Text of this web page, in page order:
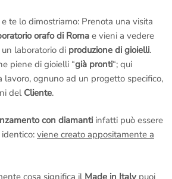
di Sicurezza riceviamo solo ed
ci riserviamo inoltre il diritto
te lo dimostriamo: Prenota una visita
orafo di Roma e vieni a vedere
laboratorio di produzione di gioielli.
piene di gioielli “già pronti“; qui
lavoro, ognuno ad un progetto specifico,
del Cliente.
con diamanti infatti può essere
viene creato appositamente a
cosa significa il Made in Italypuoi